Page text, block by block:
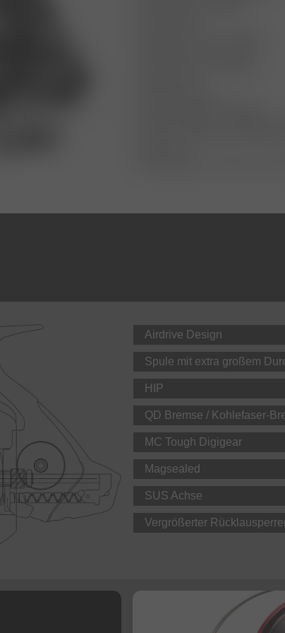
Airdrive Design
Spule mit extra großem
HIP
QD Bremse / Kohlefaser-
MC Tough Digigear
Magsealed
SUS Achse
Vergrößerter